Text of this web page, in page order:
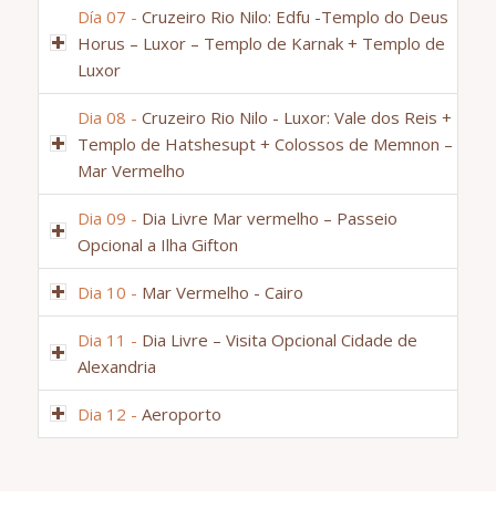
Día 07 - Cruzeiro Rio Nilo: Edfu -Templo do Deus
Horus – Luxor – Templo de Karnak + Templo de
Luxor
Dia 08 - Cruzeiro Rio Nilo - Luxor: Vale dos Reis +
Templo de Hatshesupt + Colossos de Memnon –
Mar Vermelho
Dia 09 - Dia Livre Mar vermelho – Passeio
Opcional a Ilha Gifton
Dia 10 - Mar Vermelho - Cairo
Dia 11 - Dia Livre – Visita Opcional Cidade de
Alexandria
Dia 12 - Aeroporto